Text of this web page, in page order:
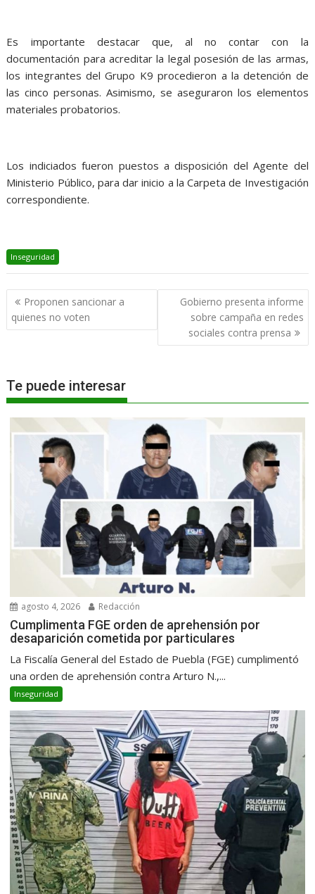
Es importante destacar que, al no contar con la
documentación para acreditar la legal posesión de las armas,
los integrantes del Grupo K9 procedieron a la detención de
las cinco personas. Asimismo, se aseguraron los elementos
materiales probatorios.
Los indiciados fueron puestos a disposición del Agente del
Ministerio Público, para dar inicio a la Carpeta de Investigación
correspondiente.
Inseguridad
Navegación
de
entradas
Proponen sancionar a
quienes no voten
Gobierno presenta informe
sobre campaña en redes
sociales contra prensa
Te puede interesar
agosto 4, 2026 Redacción
Cumplimenta FGE orden de aprehensión por
desaparición cometida por particulares
La Fiscalía General del Estado de Puebla (FGE) cumplimentó
una orden de aprehensión contra Arturo N.,...
Inseguridad